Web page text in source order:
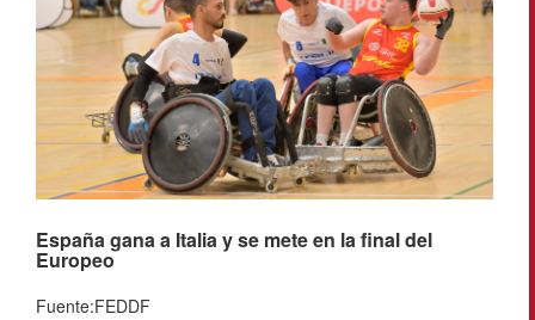
España gana a Italia y se mete en la final del
Europeo
Fuente:FEDDF